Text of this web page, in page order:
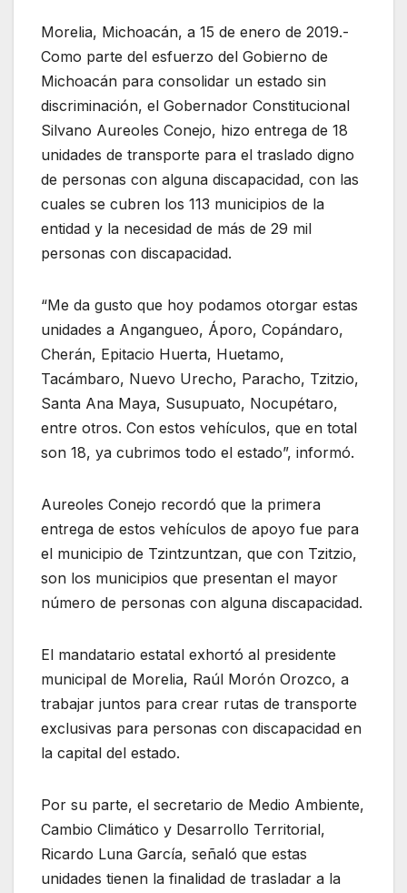
Morelia, Michoacán, a 15 de enero de 2019.-
Como parte del esfuerzo del Gobierno de
Michoacán para consolidar un estado sin
discriminación, el Gobernador Constitucional
Silvano Aureoles Conejo, hizo entrega de 18
unidades de transporte para el traslado digno
de personas con alguna discapacidad, con las
cuales se cubren los 113 municipios de la
entidad y la necesidad de más de 29 mil
personas con discapacidad.
“Me da gusto que hoy podamos otorgar estas
unidades a Angangueo, Áporo, Copándaro,
Cherán, Epitacio Huerta, Huetamo,
Tacámbaro, Nuevo Urecho, Paracho, Tzitzio,
Santa Ana Maya, Susupuato, Nocupétaro,
entre otros. Con estos vehículos, que en total
son 18, ya cubrimos todo el estado”, informó.
Aureoles Conejo recordó que la primera
entrega de estos vehículos de apoyo fue para
el municipio de Tzintzuntzan, que con Tzitzio,
son los municipios que presentan el mayor
número de personas con alguna discapacidad.
El mandatario estatal exhortó al presidente
municipal de Morelia, Raúl Morón Orozco, a
trabajar juntos para crear rutas de transporte
exclusivas para personas con discapacidad en
la capital del estado.
Por su parte, el secretario de Medio Ambiente,
Cambio Climático y Desarrollo Territorial,
Ricardo Luna García, señaló que estas
unidades tienen la finalidad de trasladar a la